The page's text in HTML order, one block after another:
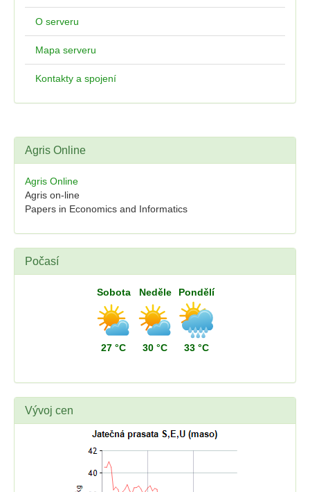
O serveru
Mapa serveru
Kontakty a spojení
Agris Online
Agris Online
Agris on-line
Papers in Economics and Informatics
Počasí
Sobota
27 °C
Neděle
30 °C
Pondělí
33 °C
Vývoj cen